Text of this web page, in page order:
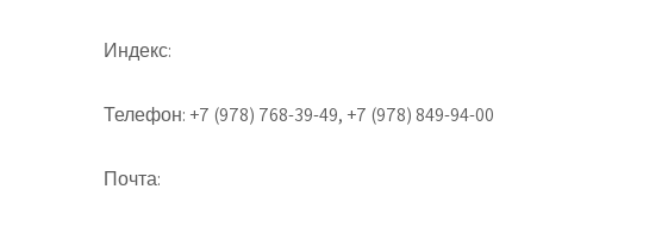
Индекс:
Телефон: +7 (978) 768-39-49, +7 (978) 849-94-00
Почта: